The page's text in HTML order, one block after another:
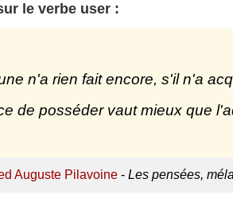
le verbe user :
n'a rien fait encore, s'il n'a
de posséder vaut mieux que
Auguste Pilavoine- Les pensées,